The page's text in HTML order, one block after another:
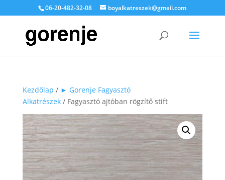
06-20-482-32-08 boyalkatreszek@gmail.com
Kezdőlap / ► Gorenje Fagyasztó
Alkatrészek/ Fagyasztó ajtóban rögzítő stift